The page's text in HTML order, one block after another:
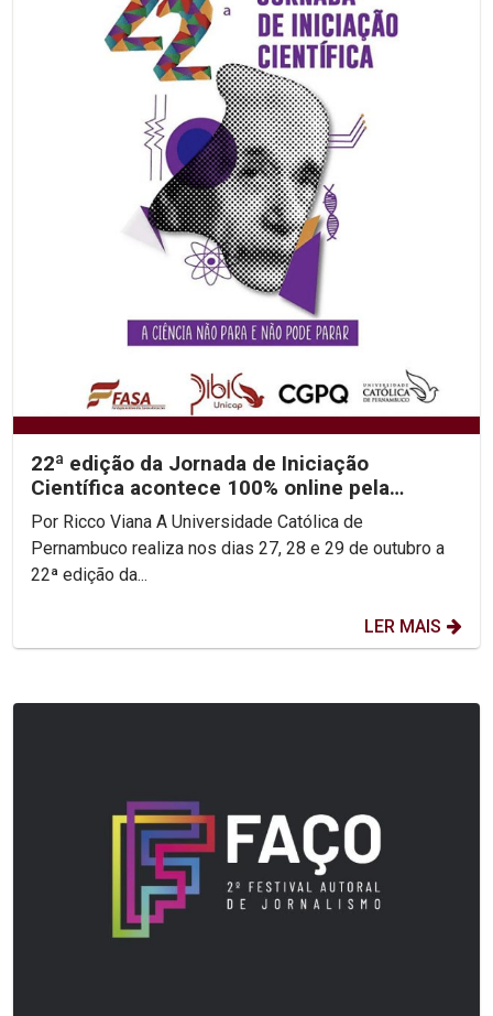
22ª edição da Jornada de Iniciação
Científica acontece 100% online pela
primeira vez
Por Ricco Viana A Universidade Católica de
Pernambuco realiza nos dias 27, 28 e 29 de outubro a
22ª edição da...
LER MAIS